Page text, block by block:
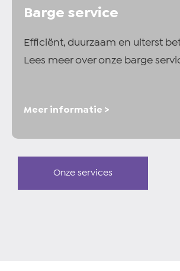
Barge service
Efficiënt, duurzaam en uiterst
Lees meer over onze barge
Meer informatie >
Onze services